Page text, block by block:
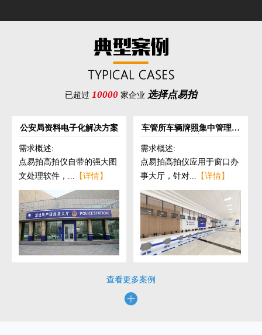
已超过 10000 家企业 选择点易拍
公安局资料电子化解决方案
需求概述:
点易拍高拍仪自带的强大图
文处理软件，... 【详情】
车管所车辆牌照集中管理解
需求概述:
点易拍高拍仪应用于窗口办
事大厅，针对... 【详情】
查看更多案例